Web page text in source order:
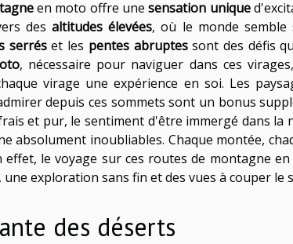
en moto offre unesensation unique
des altitudes élevées, où le monde
serréset les pentes abruptessont des défis
, nécessaire pour naviguer dans ces
virage une expérience en soi. Les
depuis ces sommets sont un bonus
et pur, le sentiment d'être immergé dans la
absolument inoubliables. Chaque montée,
effet, le voyage sur ces routes de montagne
exploration sans fin et des vues à couper le
des déserts